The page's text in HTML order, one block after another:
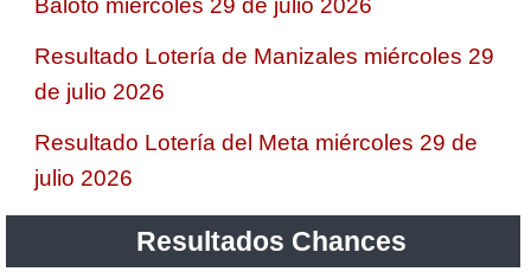
Baloto miércoles 29 de julio 2026
Resultado Lotería de Manizales miércoles 29
de julio 2026
Resultado Lotería del Meta miércoles 29 de
julio 2026
Resultados Chances